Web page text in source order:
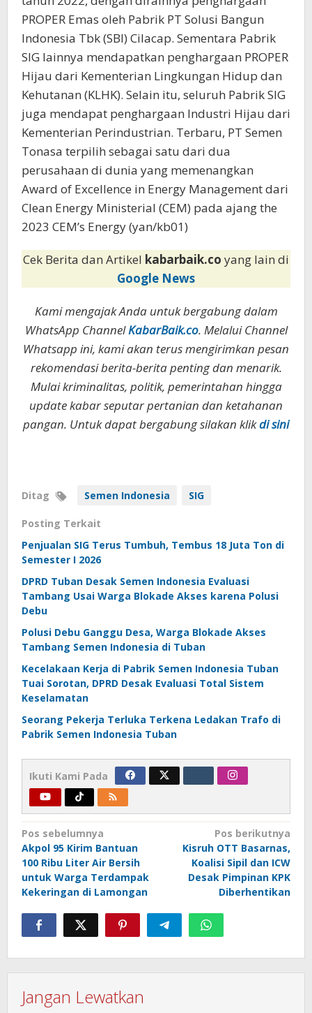
PROPER Emas oleh Pabrik PT Solusi Bangun
Indonesia Tbk (SBI) Cilacap. Sementara Pabrik
SIG lainnya mendapatkan penghargaan PROPER
Hijau dari Kementerian Lingkungan Hidup dan
Kehutanan (KLHK). Selain itu, seluruh Pabrik SIG
juga mendapat penghargaan Industri Hijau dari
Kementerian Perindustrian. Terbaru, PT Semen
Tonasa terpilih sebagai satu dari dua
perusahaan di dunia yang memenangkan
Award of Excellence in Energy Management dari
Clean Energy Ministerial (CEM) pada ajang the
2023 CEM’s Energy (yan/kb01)
Cek Berita dan Artikel kabarbaik.co yang lain di
Google News
Kami mengajak Anda untuk bergabung dalam
WhatsApp ChannelKabarBaik.co. Melalui Channel
Whatsapp ini, kami akan terus mengirimkan pesan
rekomendasi berita-berita penting dan menarik.
Mulai kriminalitas, politik, pemerintahan hingga
update kabar seputar pertanian dan ketahanan
pangan. Untuk dapat bergabung silakan klikdi sini
Ditag Semen Indonesia SIG
Posting Terkait
Penjualan SIG Terus Tumbuh, Tembus 18 Juta Ton di
Semester I 2026
DPRD Tuban Desak Semen Indonesia Evaluasi
Tambang Usai Warga Blokade Akses karena Polusi
Debu
Polusi Debu Ganggu Desa, Warga Blokade Akses
Tambang Semen Indonesia di Tuban
Kecelakaan Kerja di Pabrik Semen Indonesia Tuban
Tuai Sorotan, DPRD Desak Evaluasi Total Sistem
Keselamatan
Seorang Pekerja Terluka Terkena Ledakan Trafo di
Pabrik Semen Indonesia Tuban
Ikuti Kami Pada
Navigasi
pos
Pos sebelumnya
Akpol 95 Kirim Bantuan
100 Ribu Liter Air Bersih
untuk Warga Terdampak
Kekeringan di Lamongan
Pos berikutnya
Kisruh OTT Basarnas,
Koalisi Sipil dan ICW
Desak Pimpinan KPK
Diberhentikan
Jangan Lewatkan